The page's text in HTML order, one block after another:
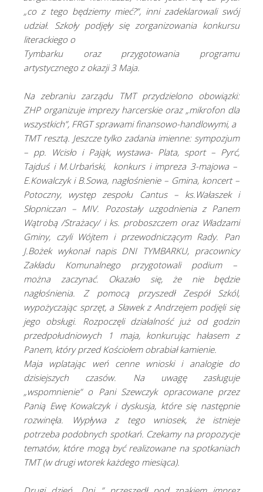
„co z tego będziemy mieć?”, inni zadeklarowali swój
udział. Szkoły podjęły się zorganizowania konkursu
literackiego o
Tymbarku oraz przygotowania programu
artystycznego z okazji 3 Maja.
Na zebraniu zarządu TMT przydzielono obowiązki:
ZHP organizuje imprezy harcerskie oraz „mikrofon dla
wszystkich”, FRGT sprawami finansowo-handlowymi, a
TMT resztą. Jeszcze tylko zadania imienne: sympozjum
– pp. Wcisło i Pająk, wystawa- Plata, sport – Pyrć,
Tajduś i M.Urbański, konkurs i impreza 3-majowa –
E.Kowalczyk i B.Sowa, nagłośnienie – Gmina, koncert –
Potoczny, występ zespołu Cantus – ks.Wałaszek i
Słopniczan – MIV. Pozostały uzgodnienia z Panem
Wątrobą /Strażacy/ i ks. proboszczem oraz Władzami
Gminy, czyli Wójtem i przewodniczącym Rady. Pan
J.Bożek wykonał napis DNI TYMBARKU, pracownicy
Zakładu Komunalnego przygotowali podium –
można zaczynać. Okazało się, że nie będzie
nagłośnienia. Z pomocą przyszedł Zespół Szkól,
wypożyczając sprzęt, a Sławek z Andrzejem podjęli się
jego obsługi. Rozpoczęli działalność już od godzin
przedpołudniowych 1 maja, konkurując hałasem z
Panem, który przed Kościołem obrabiał kamienie.
Maja wplatając weń cenne wnioski i analogie do
dzisiejszych czasów. Na uwagę zasługuje
„wspomnienie” o Pani Szewczyk opracowane przez
Panią Ewę Kowalczyk i dyskusja, które się następnie
rozwinęła. Wypływa z tego wniosek, że istnieje
potrzeba podobnych spotkań. Czekamy na propozycje
tematów, które mogą być realizowane na spotkaniach
TMT (w drugi wtorek każdego miesiąca).